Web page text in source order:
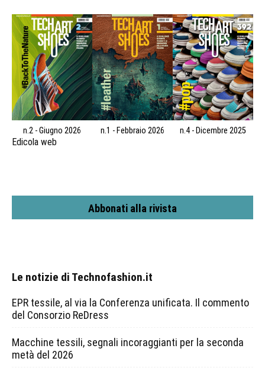
n.2 - Giugno 2026 n.1 - Febbraio 2026 n.4 - Dicembre 2025
Edicola web
Abbonati alla rivista
Le notizie di Technofashion.it
EPR tessile, al via la Conferenza unificata. Il commento
del Consorzio ReDress
Macchine tessili, segnali incoraggianti per la seconda
metà del 2026